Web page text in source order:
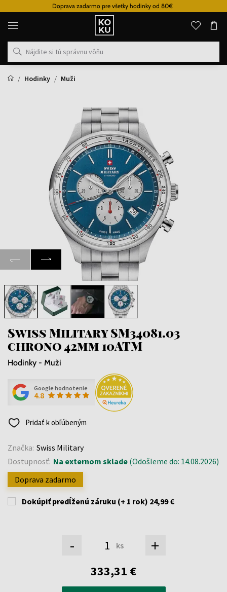
Doprava zadarmo pre všetky hodinky od 80€
Originálne
parfémy
hodinky
na
mieste
Hodinky
Muži
Swiss Military SM34081.03
chrono 42mm 10ATM
Hodinky - Muži
Google hodnotenie
4.8
Pridať k obľúbeným
Značka: Swiss Military
Dostupnosť: Na externom sklade (Odošleme do: 14.08.2026)
Doprava zadarmo
Dokúpiť predĺženú záruku (+ 1 rok) 24,99 €
- ks +
333,31 €